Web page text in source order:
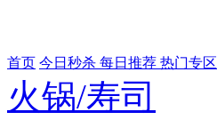
首页 今日秒杀 每日推荐 热门专区
火锅/寿司